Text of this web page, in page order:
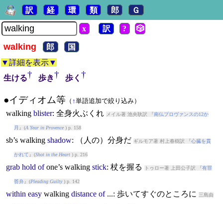
訳 経 環 類 郎 Ｇ
x 訳 ? 🎲
walking 郎
国
▼詳細を表示▼
生ける† 歩き† 歩く †
●イディオム等（ ↑単語追加で絞り込み）
walking blister: 全身火ぶくれ メイル著 池央耿訳 『南仏プロヴァンスの12か
月 』(A Year in Provence) p. 158
sb’s walking shadow: （人の）分身だ ギルモア著 村上春樹訳 『心臓を貫
かれて 』(Shot in the Heart) p. 216
grab hold ofone’s walking stick: 杖を握る トゥロー著 上田公子訳 『有罪
答弁』(Pleading Guilty) p. 142
within easy walking distance of...: 歩いてすぐのところに 三島由